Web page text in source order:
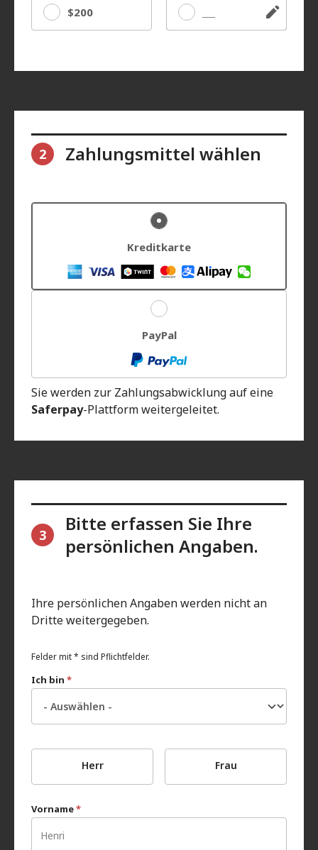
$200 Sonstige
2 Zahlungsmittel wählen
Kreditkarte
PayPal
Sie werden zur Zahlungsabwicklung auf eine
Saferpay-Plattform weitergeleitet.
3
Bitte erfassen Sie Ihre
persönlichen Angaben.
Ihre persönlichen Angaben werden nicht an
Dritte weitergegeben.
Felder mit * sind Pflichtfelder.
Ich bin *
Herr Frau
Vorname*